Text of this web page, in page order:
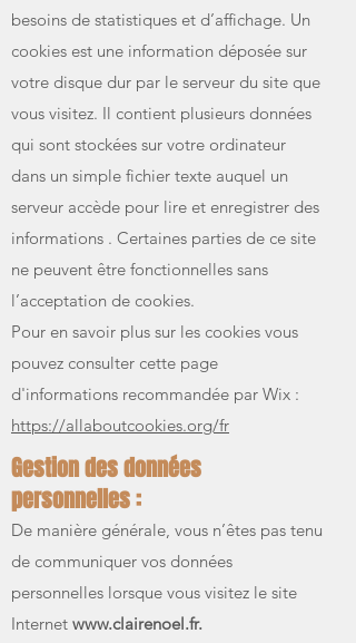
besoins de statistiques et d’affichage. Un
cookies est une information déposée sur
votre disque dur par le serveur du site que
vous visitez. Il contient plusieurs données
qui sont stockées sur votre ordinateur
dans un simple fichier texte auquel un
serveur accède pour lire et enregistrer des
informations . Certaines parties de ce site
ne peuvent être fonctionnelles sans
l’acceptation de cookies.
Pour en savoir plus sur les cookies vous
pouvez consulter cette page
d'informations recommandée par Wix :
https://allaboutcookies.org/fr
Gestion des données
personnelles :
De manière générale, vous n’êtes pas tenu
de communiquer vos données
personnelles lorsque vous visitez le site
Internet www.clairenoel.fr.